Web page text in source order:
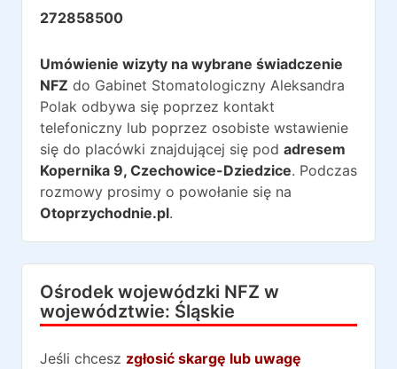
272858500
Umówienie wizyty na wybrane świadczenie
NFZ do Gabinet Stomatologiczny Aleksandra
Polak odbywa się poprzez kontakt
telefoniczny lub poprzez osobiste wstawienie
się do placówki znajdującej się pod adresem
Kopernika 9, Czechowice-Dziedzice. Podczas
rozmowy prosimy o powołanie się na
Otoprzychodnie.pl.
Ośrodek wojewódzki NFZ w
województwie: Śląskie
Jeśli chcesz zgłosić skargę lub uwagę